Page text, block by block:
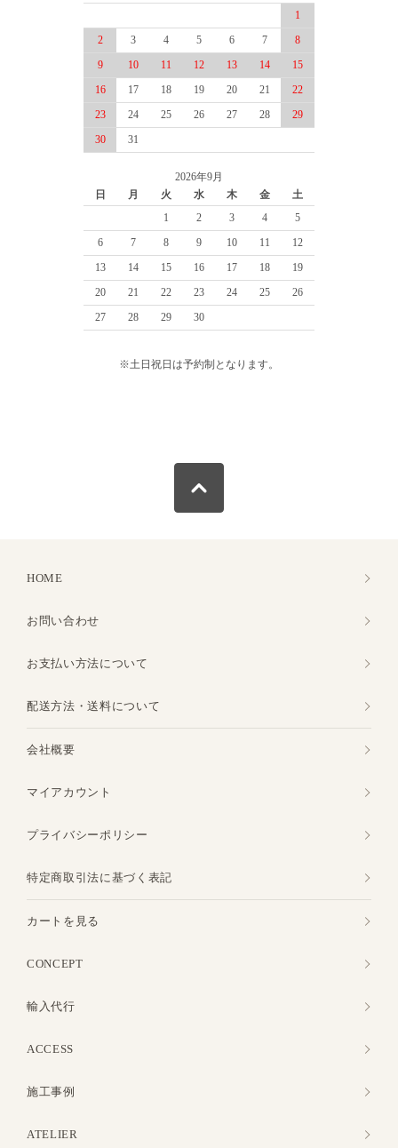
1
2
3 4 5 6 7
8
9
10 11 12 13 14
15
16
17 18 19 20 21
22
23
24 25 26 27 28
29
30
31
2026年9月
日
月 火 水 木 金
土
1
2 3 4
5
6
7 8 9 10 11
12
13
14 15 16 17 18
19
20
21 22 23 24 25
26
27
28 29 30
※土日祝日は予約制となります。
HOME
お問い合わせ
お支払い方法について
配送方法・送料について
会社概要
マイアカウント
プライバシーポリシー
特定商取引法に基づく表記
カートを見る
CONCEPT
輸入代行
ACCESS
施工事例
ATELIER